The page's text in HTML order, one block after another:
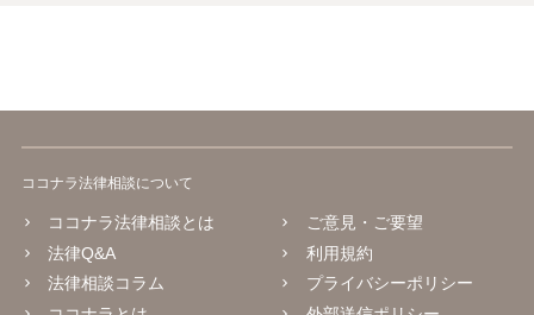
ココナラ法律相談について
ココナラ法律相談とは
法律Q&A
法律相談コラム
ご意見・ご要望
利用規約
プライバシーポリシー